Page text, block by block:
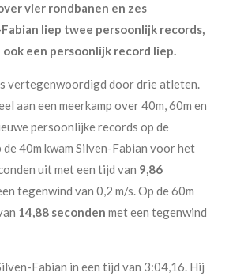
vier rondbanen en zes
liep twee persoonlijk records,
een persoonlijk record liep.
vertegenwoordigd door drie atleten.
aan een meerkamp over 40m, 60m en
persoonlijke records op de
40m kwam Silven-Fabian voor het
uit met een tijd van 9,86
tegenwind van 0,2 m/s. Op de 60m
14,88 seconden met een tegenwind
Fabian in een tijd van 3:04,16. Hij